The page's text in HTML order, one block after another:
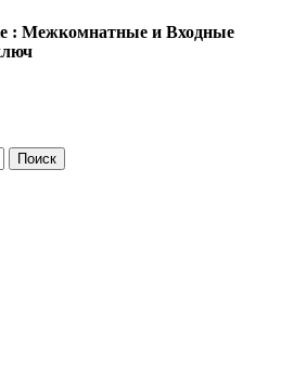
: Межкомнатные и Входные
Поиск